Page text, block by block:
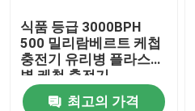
소다수 충전물 기계
맥주 충전물 기계
식품 등급 3000BPH
500 밀리람베르트 케첩
충전기 유리병 플라스틱
병 케첩 충전기
최고의 가격